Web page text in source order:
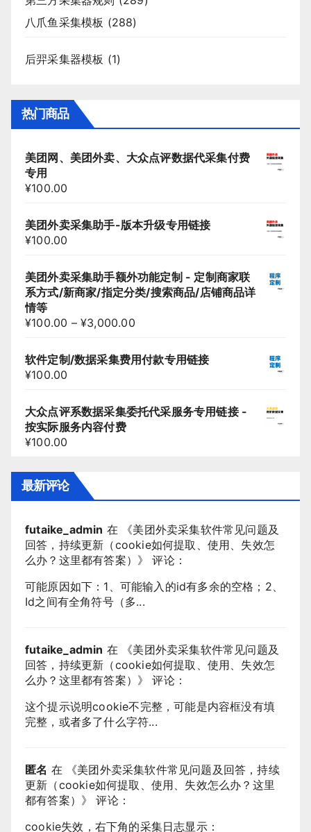
八爪鱼采集模板 (288)
后羿采集器模板 (1)
热门商品
美团网、美团外卖、大众点评数据代采集付费
专用
¥100.00
美团外卖采集助手-版本升级专用链接
¥100.00
美团外卖采集助手额外功能定制 - 定制商家联
系方式/新商家/指定分类/搜索商品/店铺商品详
情等
¥100.00 –¥3,000.00
软件定制/数据采集费用付款专用链接
¥100.00
大众点评系数据采集委托代采服务专用链接 -
按实际服务内容付费
¥100.00
最新评论
futaike_admin 在 《美团外卖采集软件常见问题及
回答，持续更新（cookie如何提取、使用、失效怎
么办？这里都有答案） 》 评论：
可能原因如下：1、可能输入的id有多余的空格；2、
Id之间有全角符号（多...
futaike_admin 在 《美团外卖采集软件常见问题及
回答，持续更新（cookie如何提取、使用、失效怎
么办？这里都有答案） 》 评论：
这个提示说明cookie不完整，可能是内容框没有填
完整，或者多了什么字符...
匿名 在 《美团外卖采集软件常见问题及回答，持续
更新（cookie如何提取、使用、失效怎么办？这里
都有答案） 》 评论：
cookie失效，右下角的采集日志显示：